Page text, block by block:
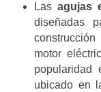
Lasagujas
diseñadas
motor
popularidad
ubicado en